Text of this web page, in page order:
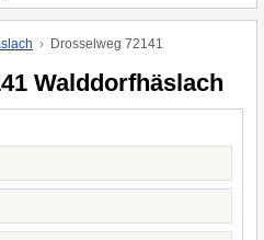
Drosselweg 72141
Walddorfhäslach